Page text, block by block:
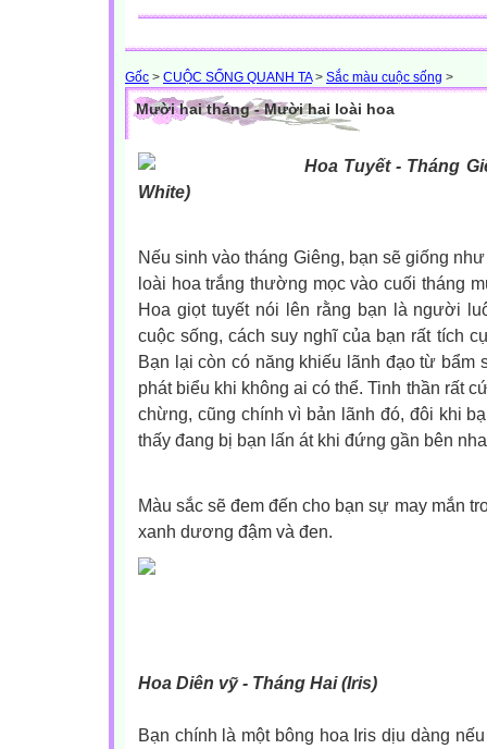
Gốc > CUỘC SỐNG QUANH TA> Sắc màu cuộc sống >
Mười hai tháng - Mười hai loài hoa
Hoa Tuyết - Tháng
White)
Nếu sinh vào tháng Giêng, bạn sẽ giống
loài hoa trắng thường mọc vào cuối tháng
Hoa giọt tuyết nói lên rằng bạn là người
cuộc sống, cách suy nghĩ của bạn rất tích
Bạn lại còn có năng khiếu lãnh đạo từ bẩm
phát biểu khi không ai có thể. Tinh thần rất
chừng, cũng chính vì bản lãnh đó, đôi khi
thấy đang bị bạn lấn át khi đứng gần bên
Màu sắc sẽ đem đến cho bạn sự may mắn
xanh dương đậm và đen.
Hoa Diên vỹ - Tháng Hai (Iris)
Bạn chính là một bông hoa Iris dịu dàng